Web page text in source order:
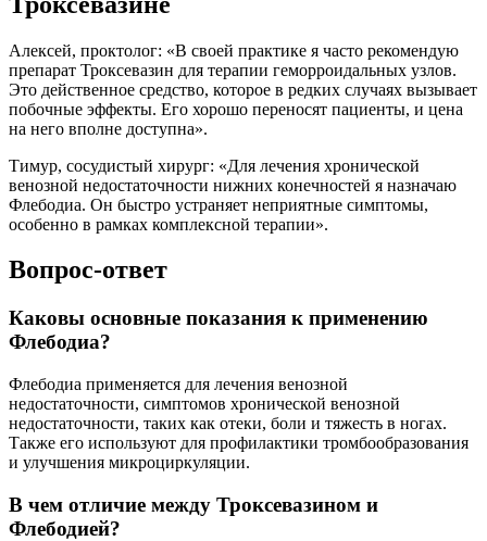
Алексей, проктолог: «В своей практике я часто рекомендую
препарат Троксевазин для терапии геморроидальных узлов.
Это действенное средство, которое в редких случаях вызывает
побочные эффекты. Его хорошо переносят пациенты, и цена
на него вполне доступна».
Тимур, сосудистый хирург: «Для лечения хронической
венозной недостаточности нижних конечностей я назначаю
Флебодиа. Он быстро устраняет неприятные симптомы,
особенно в рамках комплексной терапии».
Вопрос-ответ
Каковы основные показания к применению
Флебодиа?
Флебодиа применяется для лечения венозной
недостаточности, симптомов хронической венозной
недостаточности, таких как отеки, боли и тяжесть в ногах.
Также его используют для профилактики тромбообразования
и улучшения микроциркуляции.
В чем отличие между Троксевазином и
Флебодией?